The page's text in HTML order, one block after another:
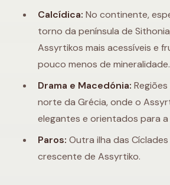
Calcídica: No continente,
torno da península de
Assyrtikos mais acessíveis e
pouco menos de mineralidade.
Drama e Macedónia:
norte da Grécia, onde o
elegantes e orientados para a
Paros: Outra ilha das
crescente de Assyrtiko.